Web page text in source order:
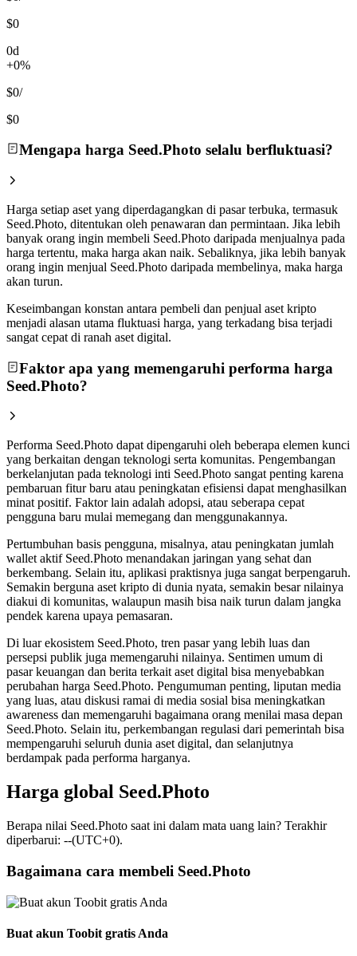
$0
0d
+0%
$0/
$0
Mengapa harga Seed.Photo selalu berfluktuasi?
Harga setiap aset yang diperdagangkan di pasar terbuka, termasuk
Seed.Photo, ditentukan oleh penawaran dan permintaan. Jika lebih
banyak orang ingin membeli Seed.Photo daripada menjualnya pada
harga tertentu, maka harga akan naik. Sebaliknya, jika lebih banyak
orang ingin menjual Seed.Photo daripada membelinya, maka harga
akan turun.
Keseimbangan konstan antara pembeli dan penjual aset kripto
menjadi alasan utama fluktuasi harga, yang terkadang bisa terjadi
sangat cepat di ranah aset digital.
Faktor apa yang memengaruhi performa harga
Seed.Photo?
Performa Seed.Photo dapat dipengaruhi oleh beberapa elemen kunci
yang berkaitan dengan teknologi serta komunitas. Pengembangan
berkelanjutan pada teknologi inti Seed.Photo sangat penting karena
pembaruan fitur baru atau peningkatan efisiensi dapat menghasilkan
minat positif. Faktor lain adalah adopsi, atau seberapa cepat
pengguna baru mulai memegang dan menggunakannya.
Pertumbuhan basis pengguna, misalnya, atau peningkatan jumlah
wallet aktif Seed.Photo menandakan jaringan yang sehat dan
berkembang. Selain itu, aplikasi praktisnya juga sangat berpengaruh.
Semakin berguna aset kripto di dunia nyata, semakin besar nilainya
diakui di komunitas, walaupun masih bisa naik turun dalam jangka
pendek karena upaya pemasaran.
Di luar ekosistem Seed.Photo, tren pasar yang lebih luas dan
persepsi publik juga memengaruhi nilainya. Sentimen umum di
pasar keuangan dan berita terkait aset digital bisa menyebabkan
perubahan harga Seed.Photo. Pengumuman penting, liputan media
yang luas, atau diskusi ramai di media sosial bisa meningkatkan
awareness dan memengaruhi bagaimana orang menilai masa depan
Seed.Photo. Selain itu, perkembangan regulasi dari pemerintah bisa
mempengaruhi seluruh dunia aset digital, dan selanjutnya
berdampak pada performa harganya.
Harga global Seed.Photo
Berapa nilai Seed.Photo saat ini dalam mata uang lain? Terakhir
diperbarui: --(UTC+0).
Bagaimana cara membeli Seed.Photo
Buat akun Toobit gratis Anda